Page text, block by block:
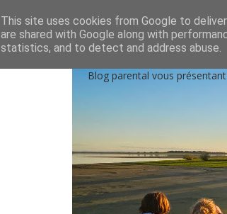
Blog parental vous
This site uses cookies from Google to
are shared with Google along with
statistics, and to detect and address abuse.